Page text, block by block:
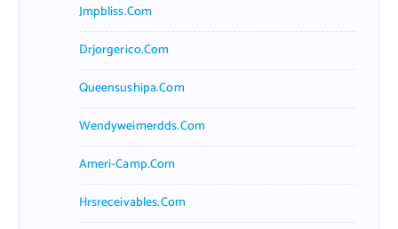
Jmpbliss.com
Drjorgerico.com
Queensushipa.com
Wendyweimerdds.com
Ameri-Camp.com
Hrsreceivables.com